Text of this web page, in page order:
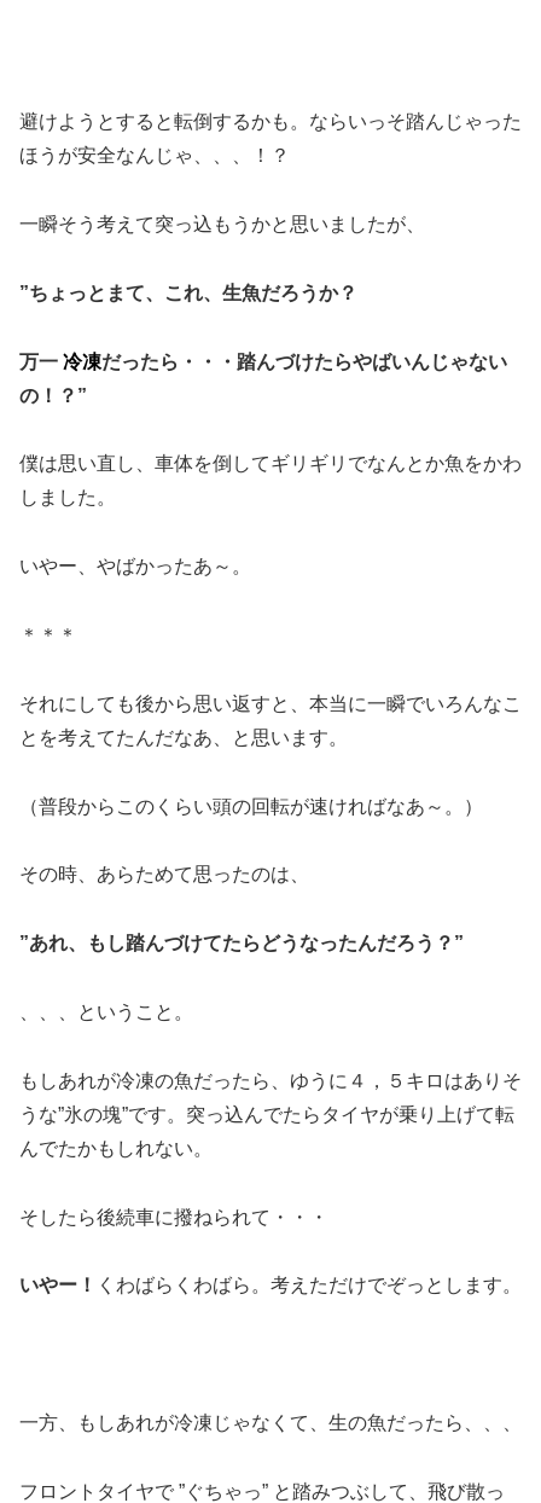
避けようとすると転倒するかも。ならいっそ踏んじゃった
ほうが安全なんじゃ、、、！？
一瞬そう考えて突っ込もうかと思いましたが、
”ちょっとまて、これ、生魚だろうか？
万一 冷凍だったら・・・踏んづけたらやばいんじゃない
の！？”
僕は思い直し、車体を倒してギリギリでなんとか魚をかわ
しました。
いやー、やばかったあ～。
＊＊＊
それにしても後から思い返すと、本当に一瞬でいろんなこ
とを考えてたんだなあ、と思います。
（普段からこのくらい頭の回転が速ければなあ～。）
その時、あらためて思ったのは、
”あれ、もし踏んづけてたらどうなったんだろう？”
、、、ということ。
もしあれが冷凍の魚だったら、ゆうに４，５キロはありそ
うな”氷の塊”です。突っ込んでたらタイヤが乗り上げて転
んでたかもしれない。
そしたら後続車に撥ねられて・・・
いやー！ くわばらくわばら。考えただけでぞっとします。
一方、もしあれが冷凍じゃなくて、生の魚だったら、、、
フロントタイヤで ”ぐちゃっ” と踏みつぶして、飛び散っ